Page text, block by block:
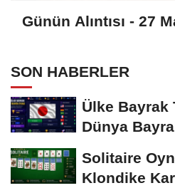
Günün Alıntısı - 27
SON HABERLER
Ülke Bayrak
Dünya
Solitaire
Klondike